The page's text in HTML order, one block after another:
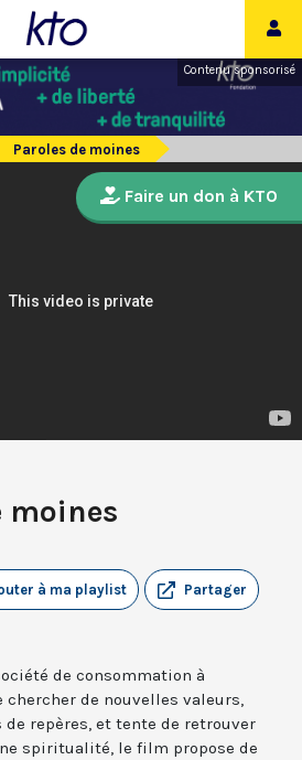
Contenu sponsorisé
Paroles de moines
moines
Partager
à ma playlist
de consommation à
chercher de nouvelles valeurs,
repères, et tente de retrouver
spiritualité, le film propose de
Faire un don à KTO